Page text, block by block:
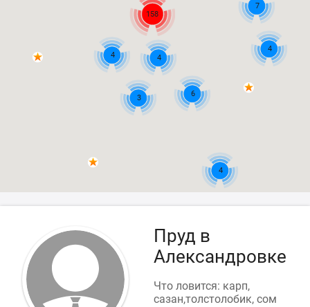
3
158
4
6
4
4
7
4
Пруд в
Александровке
Что ловится: карп,
сазан,толстолобик, сом